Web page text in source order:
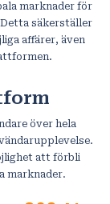
marknader för
säkerställer
affärer, även
över hela
att förbli
marknader.